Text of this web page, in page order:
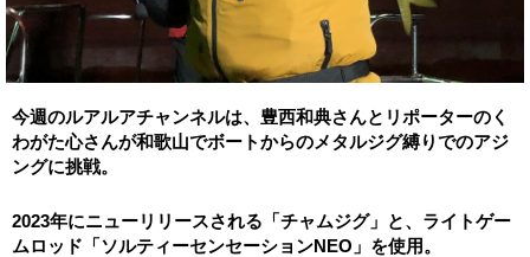
今週のルアルアチャンネルは、豊西和典さんとリポーターのく
わがた心さんが和歌山でボートからのメタルジグ縛りでのアジ
ングに挑戦。
2023年にニューリリースされる「チャムジグ」と、 ライトゲー
ムロッド「ソルティーセンセーションNEO」を使用。